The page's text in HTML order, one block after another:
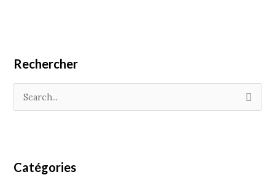
Rechercher
c
e
r
Catégories